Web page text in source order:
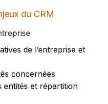
du CRM
de l’entreprise et
concernées
entités et répartition